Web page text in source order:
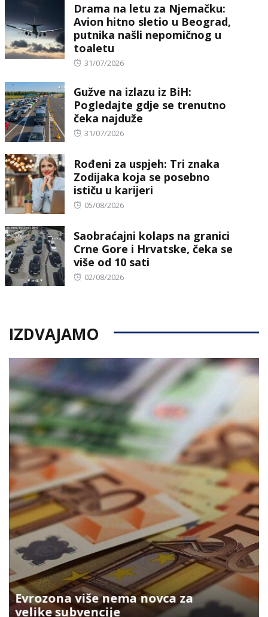
Drama na letu za Njemačku:
Avion hitno sletio u Beograd,
putnika našli nepomičnog u
toaletu
Posted
31/07/2026
Gužve na izlazu iz BiH:
Pogledajte gdje se trenutno
čeka najduže
Posted
31/07/2026
Rođeni za uspjeh: Tri znaka
Zodijaka koja se posebno
ističu u karijeri
Posted
05/08/2026
Saobraćajni kolaps na granici
Crne Gore i Hrvatske, čeka se
više od 10 sati
Posted
02/08/2026
IZDVAJAMO
Evrozona više nema novca za
velike subvencije